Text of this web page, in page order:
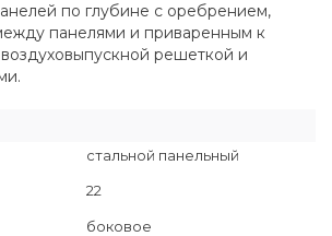
по глубине с оребрением,
панелями и приваренным к
решеткой и
стальной панельный
22
боковое